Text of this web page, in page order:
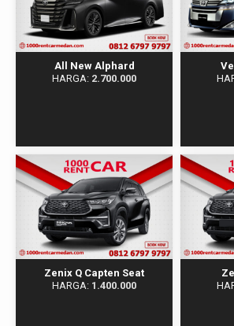
All New Alphard
HARGA: 2.700.000
Zenix Q Capten Seat
HARGA: 1.400.000